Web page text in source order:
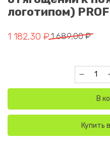
логотипом)
1 689,00₽
Первоначальная цена
1 182,30 ₽
Текущая цена: 1 182,30 ₽.
В
Купить